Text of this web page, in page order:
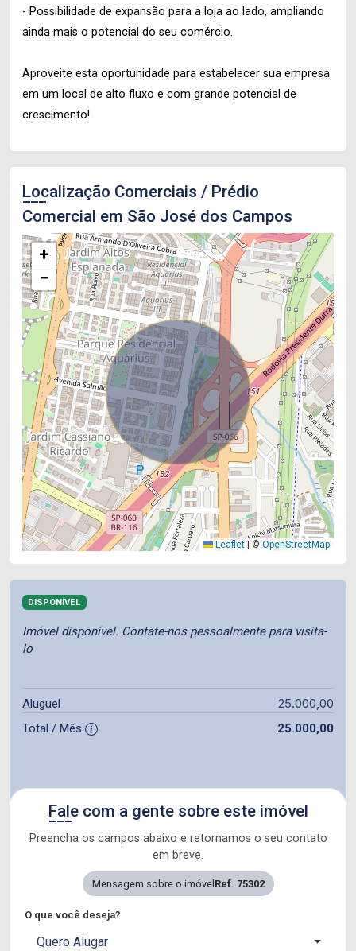
- Possibilidade de expansão para a loja ao lado, ampliando
ainda mais o potencial do seu comércio.
Aproveite esta oportunidade para estabelecer sua empresa
em um local de alto fluxo e com grande potencial de
crescimento!
Localização Comerciais / Prédio
Comercial em São José dos Campos
+
−
Leaflet | © OpenStreetMap
DISPONÍVEL
Imóvel disponível. Contate-nos pessoalmente para visita-
lo
Aluguel 25.000,00
Total / Mês 25.000,00
Fale com a gente sobre este imóvel
Preencha os campos abaixo e retornamos o seu contato
em breve.
Mensagem sobre o imóvelRef. 75302
O que você deseja?
Quero Alugar